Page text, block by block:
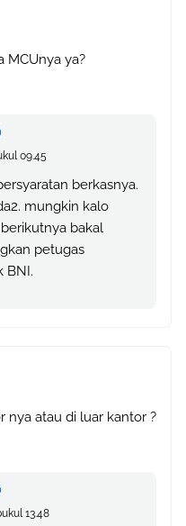
MCUnya ya?
09.45
berkasnya.
mungkin kalo
bakal
petugas
BNI.
nya atau di luar kantor ?
13.48